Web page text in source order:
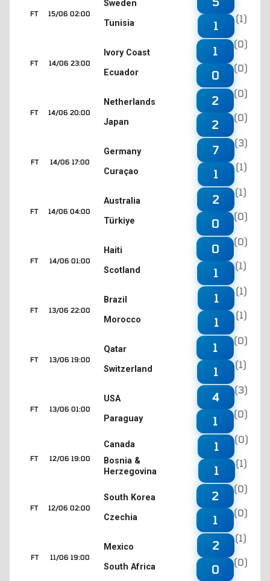
15/06 02:00
FT
Sweden
Tunisia
1
(1)
14/06 23:00
FT
Ivory Coast
Ecuador
1
(0)
0
(0)
14/06 20:00
FT
Netherlands
Japan
2
(0)
2
(0)
14/06 17:00
FT
Germany
Curaçao
7
(3)
1
(1)
14/06 04:00
FT
Australia
Türkiye
2
(1)
0
(0)
14/06 01:00
FT
Haiti
Scotland
0
(0)
1
(1)
13/06 22:00
FT
Brazil
Morocco
1
(1)
1
(1)
13/06 19:00
FT
Qatar
Switzerland
1
(0)
1
(1)
13/06 01:00
FT
USA
Paraguay
4
(3)
1
(0)
12/06 19:00
FT
Canada
Bosnia &
Herzegovina
1
(0)
1
(1)
12/06 02:00
FT
South Korea
Czechia
2
(0)
1
(0)
11/06 19:00
FT
Mexico
South Africa
2
(1)
0
(0)